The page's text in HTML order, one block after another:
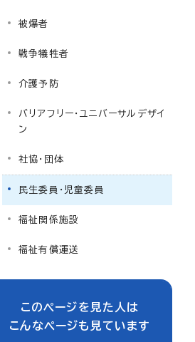
被爆者
戦争犠牲者
介護予防
バリアフリー・ユニバーサルデザイ
ン
社協・団体
民生委員・児童委員
福祉関係施設
福祉有償運送
このページを見た人は
こんなページも見ています